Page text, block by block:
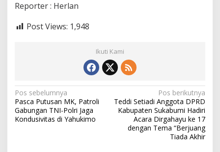
a
u
e
a
k
a
Reporter : Herlan
Post Views: 1,948
Ikuti Kami
N
a
v
Pos sebelumnya
Pasca Putusan MK, Patroli
Gabungan TNI-Polri Jaga
Kondusivitas di Yahukimo
Pos berikutnya
Teddi Setiadi Anggota DPRD
Kabupaten Sukabumi Hadiri
Acara Dirgahayu ke 17
dengan Tema “Berjuang
Tiada Akhir